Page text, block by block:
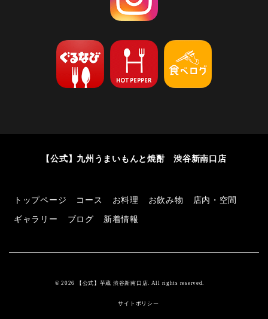
【公式】九州うまいもんと焼酎 渋谷新南口店
トップページ コース お料理 お飲み物 店内・空間
ギャラリー ブログ 新着情報
© 2026 【公式】芋蔵 渋谷新南口店. All rights reserved.
サイトポリシー